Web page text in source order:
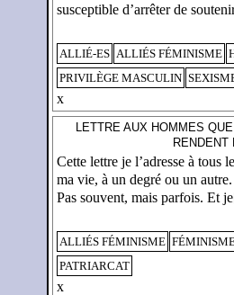
susceptible d’arrêter de
ALLIÉ-ES ALLIÉS FÉMINISME
PRIVILÈGE MASCULIN
x
LETTRE AUX HOMMES
RENDENT
Cette lettre je l’adresse à tous
ma vie, à un degré ou un
Pas souvent, mais parfois. Et
ALLIÉS FÉMINISME
PATRIARCAT
x